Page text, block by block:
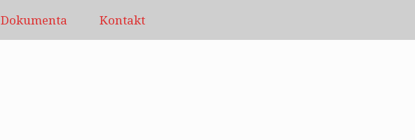
Dokumenta Kontakt